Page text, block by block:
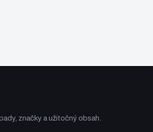
značky a užitočný obsah.